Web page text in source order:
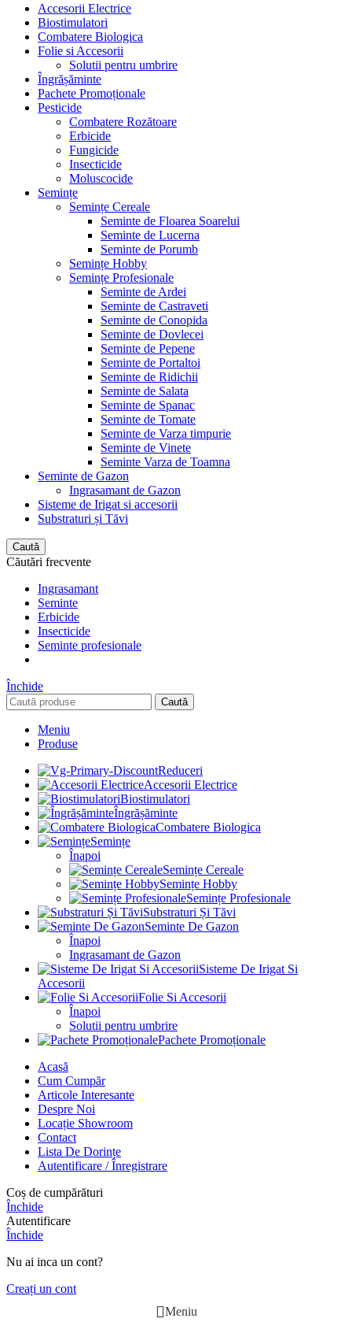
Accesorii Electrice
Biostimulatori
Combatere Biologica
Folie si Accesorii
Solutii pentru umbrire
Îngrășăminte
Pachete Promoționale
Pesticide
Combatere Rozătoare
Erbicide
Fungicide
Insecticide
Moluscocide
Semințe
Semințe Cereale
Seminte de Floarea Soarelui
Seminte de Lucerna
Seminte de Porumb
Semințe Hobby
Semințe Profesionale
Seminte de Ardei
Seminte de Castraveti
Seminte de Conopida
Seminte de Dovlecei
Seminte de Pepene
Seminte de Portaltoi
Seminte de Ridichii
Seminte de Salata
Seminte de Spanac
Seminte de Tomate
Seminte de Varza timpurie
Seminte de Vinete
Seminte Varza de Toamna
Seminte de Gazon
Ingrasamant de Gazon
Sisteme de Irigat si accesorii
Substraturi și Tăvi
Caută
Căutări frecvente
Ingrasamant
Seminte
Erbicide
Insecticide
Seminte profesionale
Închide
Caută
Meniu
Produse
Reduceri
Accesorii Electrice
Biostimulatori
Îngrășăminte
Combatere Biologica
Semințe
Înapoi
Semințe Cereale
Semințe Hobby
Semințe Profesionale
Substraturi Și Tăvi
Seminte De Gazon
Înapoi
Ingrasamant de Gazon
Sisteme De Irigat Si
Accesorii
Folie Si Accesorii
Înapoi
Solutii pentru umbrire
Pachete Promoționale
Acasă
Cum Cumpăr
Articole Interesante
Despre Noi
Locație Showroom
Contact
Lista De Dorințe
Autentificare / Înregistrare
Coș de cumpărături
Închide
Autentificare
Închide
Nu ai inca un cont?
Creați un cont
Meniu